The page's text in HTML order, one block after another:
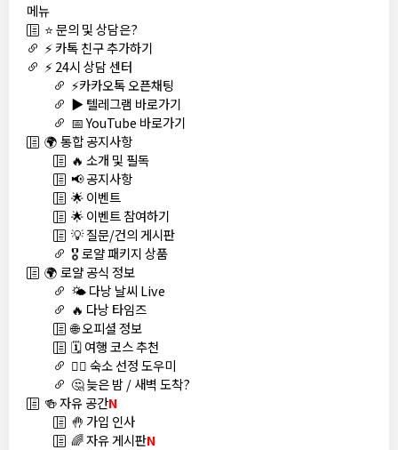
메뉴
⭐ 문의 및 상담은?
⚡ 카톡 친구 추가하기
⚡ 24시 상담 센터
⚡카카오톡 오픈채팅
▶️ 텔레그램 바로가기
📅 YouTube 바로가기
🌍 통합 공지사항
🔥 소개 및 필독
📢 공지사항
🌟 이벤트
🌟 이벤트 참여하기
💡 질문/건의 게시판
🎖️ 로얄 패키지 상품
🌍 로얄 공식 정보
🌤️ 다낭 날씨 Live
🔥 다낭 타임즈
🌐 오피셜 정보
🗓️ 여행 코스 추천
🏊‍♀️ 숙소 선정 도우미
🤔 늦은 밤 / 새벽 도착?
🍻 자유 공간N
🤚 가입 인사
🌈 자유 게시판N